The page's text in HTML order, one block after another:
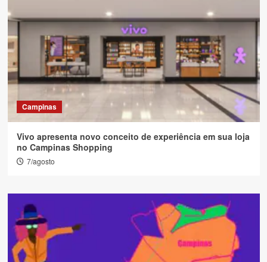
Campinas
Vivo apresenta novo conceito de experiência em sua loja
no Campinas Shopping
7/agosto